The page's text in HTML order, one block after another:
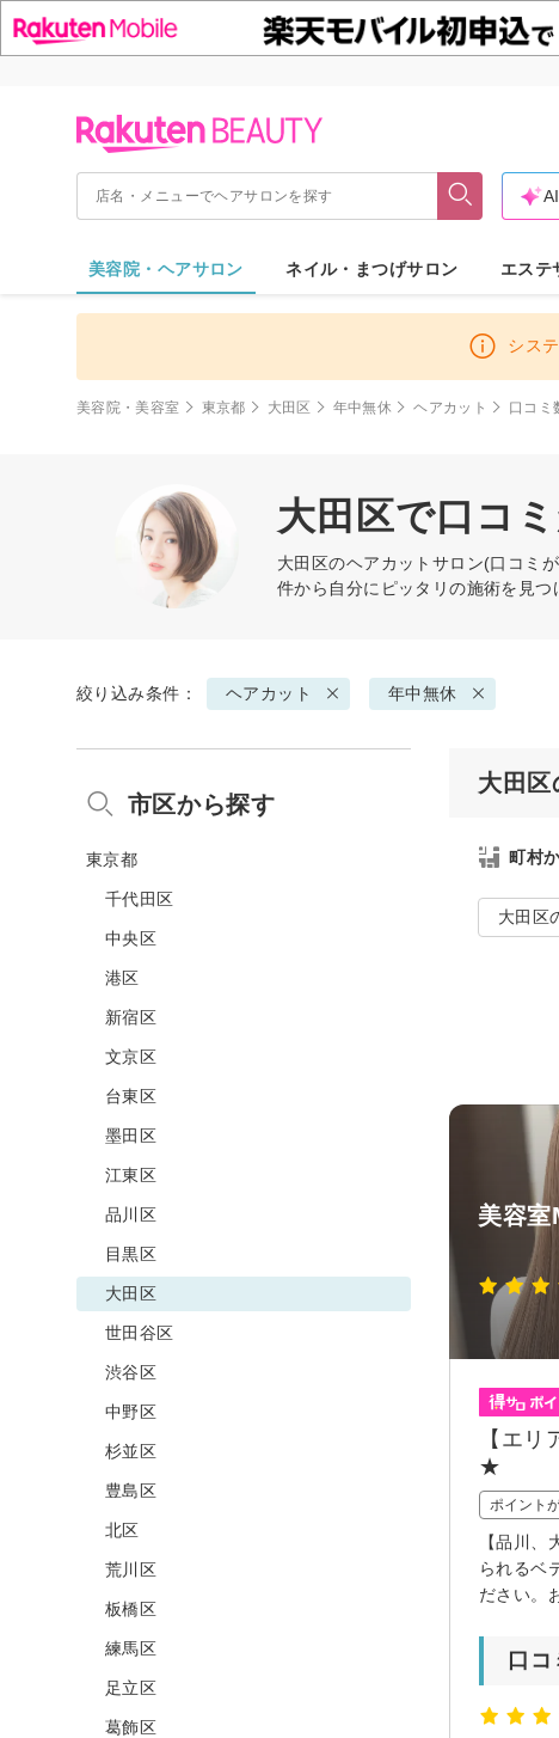
美容院・ヘアサロン ネイル・まつげサロン エステ
シス
美容院・美容室 東京都 大田区 年中無休 ヘアカット 口コミ
大田区で口コ
大田区のヘアカット サロン(口コミ
件から自分にピッタリの施術を見つ
絞り込み条件： ヘアカット 年中無休
大田区
町村
大田区
美容
【エ
★
ポイント
【品川
られるベ
ださい。
口コ
市区から探す
東京都
千代田区
中央区
港区
新宿区
文京区
台東区
墨田区
江東区
品川区
目黒区
大田区
世田谷区
渋谷区
中野区
杉並区
豊島区
北区
荒川区
板橋区
練馬区
足立区
葛飾区